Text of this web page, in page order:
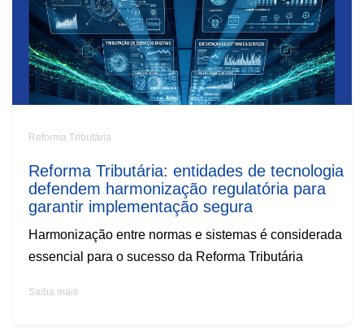
Reforma Tributária
Reforma Tributária: entidades de tecnologia
defendem harmonização regulatória para
garantir implementação segura
Harmonização entre normas e sistemas é considerada
essencial para o sucesso da Reforma Tributária
Saiba mais